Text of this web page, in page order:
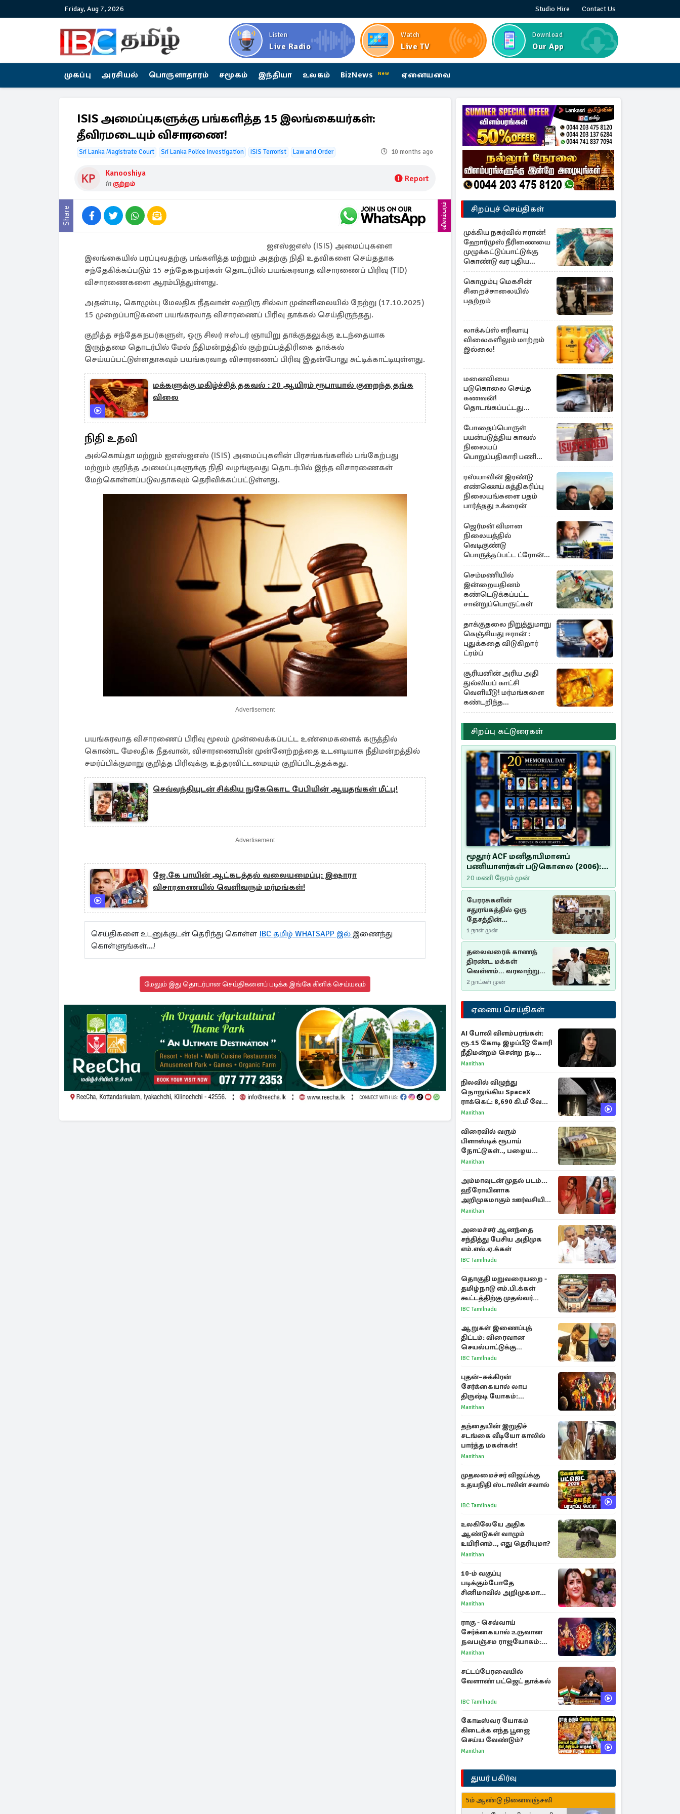
Friday, Aug 7, 2026 Studio Hire Contact Us
Listen
Live Radio
Watch
Live TV
Download
Our App
முகப்பு அரசியல் பொருளாதாரம் சமூகம் இந்தியா உலகம் BizNews New ஏனையவை
ISIS அமைப்புகளுக்கு பங்களித்த 15 இலங்கையர்கள்:
தீவிரமடையும் விசாரணை!
Sri Lanka Magistrate Court Sri Lanka Police Investigation ISIS Terrorist Law and Order 10 months ago
Kanooshiya
inகுற்றம் Report
Share விளம்பரம்
ஐஎஸ்ஐஎஸ் (ISIS) அமைப்புகளை
இலங்கையில் பரப்புவதற்கு பங்களித்த மற்றும் அதற்கு நிதி உதவிகளை செய்ததாக
சந்தேகிக்கப்படும் 15 சந்தேகநபர்கள் தொடர்பில் பயங்கரவாத விசாரணைப் பிரிவு (TID)
விசாரணைகளை ஆரம்பித்துள்ளது.
அதன்படி, கொழும்பு மேலதிக நீதவான் லஹிரு சில்வா முன்னிலையில் நேற்று (17.10.2025)
15 முறைப்பாடுகளை பயங்கரவாத விசாரணைப் பிரிவு தாக்கல் செய்திருந்தது.
குறித்த சந்தேகநபர்களுள், ஒரு சிலர் ஈஸ்டர் ஞாயிறு தாக்குதலுக்கு உடந்தையாக
இருந்தமை தொடர்பில் மேல் நீதிமன்றத்தில் குற்றப்பத்திரிகை தாக்கல்
செய்யப்பட்டுள்ளதாகவும் பயங்கரவாத விசாரணைப் பிரிவு இதன்போது சுட்டிக்காட்டியுள்ளது.
மக்களுக்கு மகிழ்ச்சித் தகவல் : 20 ஆயிரம் ரூபாயால் குறைந்த தங்க
விலை
நிதி உதவி
அல்கொய்தா மற்றும் ஐஎஸ்ஐஎஸ் (ISIS) அமைப்புகளின் பிரசங்கங்களில் பங்கேற்பது
மற்றும் குறித்த அமைப்புகளுக்கு நிதி வழங்குவது தொடர்பில் இந்த விசாரணைகள்
மேற்கொள்ளப்படுவதாகவும் தெரிவிக்கப்பட்டுள்ளது.
Advertisement
பயங்கரவாத விசாரணைப் பிரிவு மூலம் முன்வைக்கப்பட்ட உண்மைகளைக் கருத்தில்
கொண்ட மேலதிக நீதவான், விசாரணையின் முன்னேற்றத்தை உடனடியாக நீதிமன்றத்தில்
சமர்ப்பிக்குமாறு குறித்த பிரிவுக்கு உத்தரவிட்டமையும் குறிப்பிடத்தக்கது.
செவ்வந்தியுடன் சிக்கிய நுகேகொட பேபியின் ஆயுதங்கள் மீட்பு!
Advertisement
ஜே.கே பாயின் ஆட்கடத்தல் வலையமைப்பு: இஷாரா
விசாரணையில் வெளிவரும் மர்மங்கள்!
செய்திகளை உடனுக்குடன் தெரிந்து கொள்ள IBC தமிழ் WHATSAPP இல் இணைந்து
கொள்ளுங்கள்...!
மேலும் இது தொடர்பான செய்திகளைப் படிக்க இங்கே கிளிக் செய்யவும்
சிறப்புச் செய்திகள்
முக்கிய நகர்வில் ஈரான்!
ஹோர்முஸ் நீரிணையை
முழுக்கட்டுப்பாட்டுக்கு
கொண்டு வர புதிய
சட்டமூலம்
கொழும்பு மெகசின்
சிறைச்சாலையில்
பதற்றம்
லாக்ஃப்ஸ் எரிவாயு
விலைகளிலும் மாற்றம்
இல்லை!
மனைவியை
படுகொலை செய்த
கணவன்!
தொடங்கப்பட்டது
விசாரணை
போதைப்பொருள்
பயன்படுத்திய காவல்
நிலையப்
பொறுப்பதிகாரி பணி
இடைநீக்கம்
ரஸ்யாவின் இரண்டு
எண்ணெய் சுத்திகரிப்பு
நிலையங்களை பதம்
பார்த்தது உக்ரைன்
ஜெர்மன் விமான
நிலையத்தில்
வெடிகுண்டு
பொருத்தப்பட்ட ட்ரோன்!
தப்பியது உக்ரைன்
விமானம்
செம்மணியில்
இன்றையதினம்
கண்டெடுக்கப்பட்ட
சான்றுப்பொருட்கள்
தாக்குதலை நிறுத்துமாறு
கெஞ்சியது ஈரான் :
புதுக்கதை விடுகிறார்
ட்ரம்ப்
சூரியனின் அரிய அதி
துல்லியப் காட்சி
வெளியீடு! மர்மங்களை
கண்டறிந்த
விஞ்ஞானிகள்
சிறப்பு கட்டுரைகள்
மூதூர் ACF மனிதாபிமானப்
பணியாளர்கள் படுகொலை (2006):
20 ஆண்டுகளாகியும் நீதி
மறுக்கப்பட்ட மனிதாபிமானப்
பேரவலம்
20 மணி நேரம் முன்
பேரரசுகளின்
சதுரங்கத்தில் ஒரு
தேசத்தின்
தீர்க்கதரிசனம் :
சுதுமலை பிரகடனம்
ஒரு வரலாற்றுப் பாடம்
1 நாள் முன்
தலைவரைக் காணத்
திரண்ட மக்கள்
வெள்ளம்... வரலாற்றுச்
சிறப்புமிக்க சுதுமலைப்
பிரகடனம்…
2 நாட்கள் முன்
ஏனைய செய்திகள்
AI போலி விளம்பரங்கள்:
ரூ.15 கோடி இழப்பீடு கோரி
நீதிமன்றம் சென்ற நடிகை
ஸ்ருதி ஹாசன்!
Manithan
நிலவில் விழுந்து
நொறுங்கிய SpaceX
ராக்கெட்: 8,690 கி.மீ வேக
மோதலால் உருவான புதிய
Manithan
விரைவில் வரும்
பிளாஸ்டிக் ரூபாய்
நோட்டுகள்.., பழைய
காகித நோட்டுகள்
Manithan
அம்மாவுடன் முதல் படம்...
ஹீரோயினாக
அறிமுகமாகும் ஊர்வசியின்
மகள் தேஜலட்சுமி!
Manithan
அமைச்சர் ஆனந்தை
சந்தித்து பேசிய அதிமுக
எம்.எல்.ஏ.க்கள்
IBC Tamilnadu
தொகுதி மறுவரையறை -
தமிழ்நாடு எம்.பி.க்கள்
கூட்டத்திற்கு முதல்வர்
விஜய் அழைப்பு
IBC Tamilnadu
ஆறுகள் இணைப்புத்
திட்டம்: விரைவான
செயல்பாட்டுக்கு
பிரதமருக்கு முதலமைச்சர்
IBC Tamilnadu
புதன்–சுக்கிரன்
சேர்க்கையால் லாப
திருஷ்டி யோகம்:
அதிர்ஷ்டம் பெறும் டாப் 3
Manithan
தந்தையின் இறுதிச்
சடங்கை வீடியோ காலில்
பார்த்த மகள்கள்!
Manithan
முதலமைச்சர் விஜய்க்கு
உதயநிதி ஸ்டாலின் சவால்
IBC Tamilnadu
உலகிலேயே அதிக
ஆண்டுகள் வாழும்
உயிரினம்.., எது தெரியுமா?
Manithan
10-ம் வகுப்பு
படிக்கும்போதே
சினிமாவில் அறிமுகமான
த்ரிஷா! உண்மையை
காந்தி
Manithan
ராகு - செவ்வாய்
சேர்க்கையால் உருவான
நவபஞ்சம ராஜயோகம்:
அதிர்ஷ்டம் பெறும் 3
Manithan
சட்டப்பேரவையில்
வேளாண் பட்ஜெட் தாக்கல்
IBC Tamilnadu
கோடீஸ்வர யோகம்
கிடைக்க எந்த பூஜை
செய்ய வேண்டும்?
Manithan
துயர் பகிர்வு
5ம் ஆண்டு நினைவஞ்சலி